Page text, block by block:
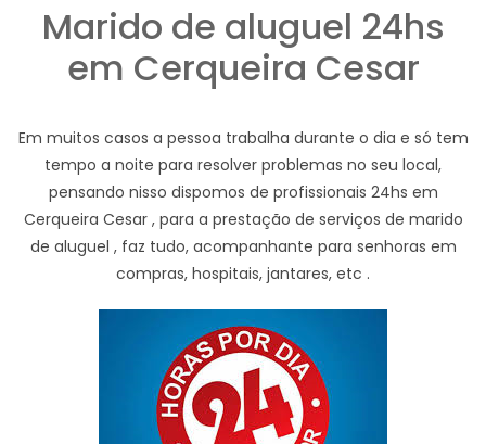
Marido de aluguel 24hs
em Cerqueira Cesar
Em muitos casos a pessoa trabalha durante o dia e só tem
tempo a noite para resolver problemas no seu local,
pensando nisso dispomos de profissionais 24hs em
Cerqueira Cesar , para a prestação de serviços de marido
de aluguel , faz tudo, acompanhante para senhoras em
compras, hospitais, jantares, etc .